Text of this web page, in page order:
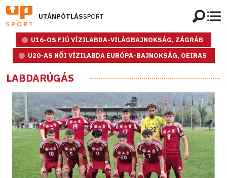
UTÁNPÓTLÁSSPORT
U16-OS FIÚ VÍZILABDA-VILÁGBAJNOKSÁG, ZÁGRÁB
U20-AS NŐI VÍZILABDA EURÓPA-BAJNOKSÁG, OEIRAS
LABDARÚGÁS